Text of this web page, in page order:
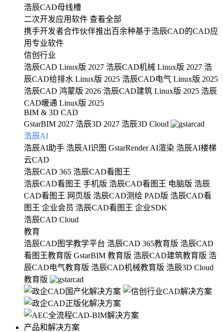
浩辰CAD母线槽
二次开发应用软件 查看全部
携手开发者合作伙伴推出百余种基于浩辰CAD的CAD应
用专业软件
信创行业
浩辰CAD Linux版 2027 浩辰CAD机械 Linux版 2027 浩
辰CAD给排水 Linux版 2025 浩辰CAD电气 Linux版 2025
浩辰CAD 鸿蒙版 2026 浩辰CAD建筑 Linux版 2025 浩辰
CAD暖通 Linux版 2025
BIM & 3D CAD
GstarBIM 2027 浩辰3D 2027 浩辰3D Cloud
浩辰AI
浩辰AI助手 浩辰AI识图 GstarRender AI渲染 浩辰AI楼梯
云CAD
浩辰CAD 365 浩辰CAD看图王
浩辰CAD看图王 手机版 浩辰CAD看图王 电脑版 浩辰
CAD看图王 网页版 浩辰CAD测绘 PAD版 浩辰CAD看
图王 企业会员 浩辰CAD看图王 企业SDK
浩辰CAD Cloud
教育
浩辰CAD图学教学平台 浩辰CAD 365教育版 浩辰CAD
看图王教育版 GstarBIM 教育版 浩辰CAD建筑教育版 浩
辰CAD电气教育版 浩辰CAD机械教育版 浩辰3D Cloud
教育版
产品和解决方案